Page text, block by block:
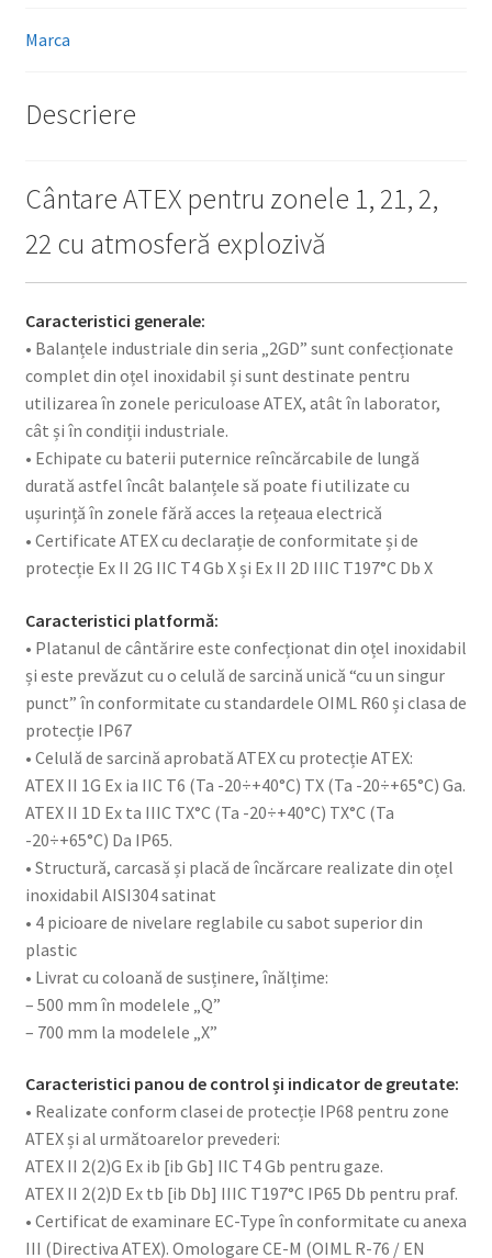
Marca
Descriere
Cântare ATEX pentru zonele 1, 21, 2,
22 cu atmosferă explozivă
Caracteristici generale:
• Balanțele industriale din seria „2GD” sunt confecționate
complet din oțel inoxidabil și sunt destinate pentru
utilizarea în zonele periculoase ATEX, atât în laborator,
cât și în condiții industriale.
• Echipate cu baterii puternice reîncărcabile de lungă
durată astfel încât balanțele să poate fi utilizate cu
ușurință în zonele fără acces la rețeaua electrică
• Certificate ATEX cu declarație de conformitate și de
protecție Ex II 2G IIC T4 Gb X și Ex II 2D IIIC T197°C Db X
Caracteristici platformă:
• Platanul de cântărire este confecționat din oțel inoxidabil
și este prevăzut cu o celulă de sarcină unică “cu un singur
punct” în conformitate cu standardele OIML R60 și clasa de
protecție IP67
• Celulă de sarcină aprobată ATEX cu protecție ATEX:
ATEX II 1G Ex ia IIC T6 (Ta -20÷+40°C) TX (Ta -20÷+65°C) Ga.
ATEX II 1D Ex ta IIIC TX°C (Ta -20÷+40°C) TX°C (Ta
-20÷+65°C) Da IP65.
• Structură, carcasă și placă de încărcare realizate din oțel
inoxidabil AISI304 satinat
• 4 picioare de nivelare reglabile cu sabot superior din
plastic
• Livrat cu coloană de susținere, înălțime:
– 500 mm în modelele „Q”
– 700 mm la modelele „X”
Caracteristici panou de control și indicator de greutate:
• Realizate conform clasei de protecție IP68 pentru zone
ATEX și al următoarelor prevederi:
ATEX II 2(2)G Ex ib [ib Gb] IIC T4 Gb pentru gaze.
ATEX II 2(2)D Ex tb [ib Db] IIIC T197°C IP65 Db pentru praf.
• Certificat de examinare EC-Type în conformitate cu anexa
III (Directiva ATEX). Omologare CE-M (OIML R-76 / EN